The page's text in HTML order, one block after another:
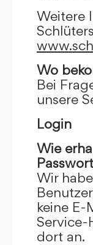
Weitere
Wo
Bei
unsere
Login
Wie
Wir
keine E-
Service-
dort an.